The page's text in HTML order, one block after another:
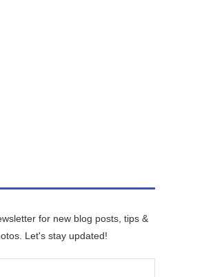
for new blog posts, tips &
Let's stay updated!